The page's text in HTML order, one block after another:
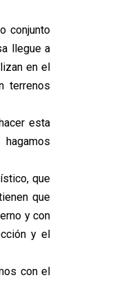
conjunto
llegue a
en el
terrenos
esta
que
que
y con
y el
con el